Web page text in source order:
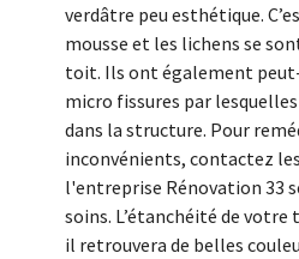
verdâtre peu esthétique.
mousse et les lichens se
toit. Ils ont également
micro fissures par
dans la structure. Pour
inconvénients, contactez
l'entreprise Rénovation 33
soins. L’étanchéité de
il retrouvera de belles